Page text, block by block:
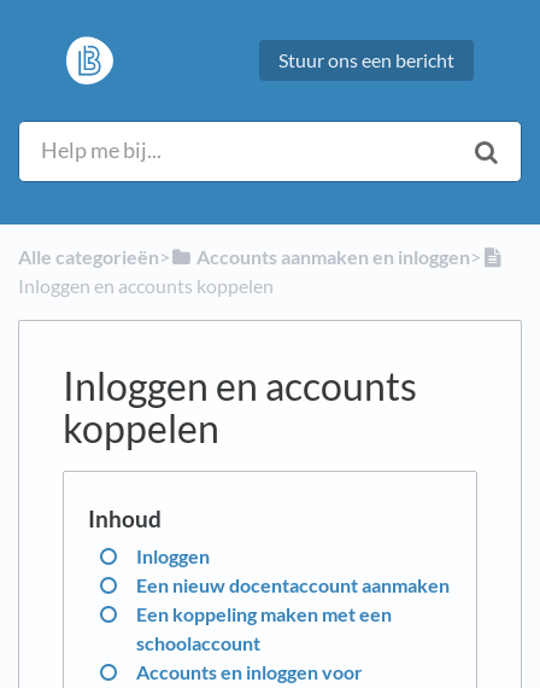
Stuur ons een bericht
Alle categorieën​>​ ​Accounts aanmaken en inloggen​>​
Inloggen en accounts koppelen
Inloggen en accounts
koppelen
Inloggen
Een nieuw docentaccount aanmaken
Een koppeling maken met een
schoolaccount
Accounts en inloggen voor